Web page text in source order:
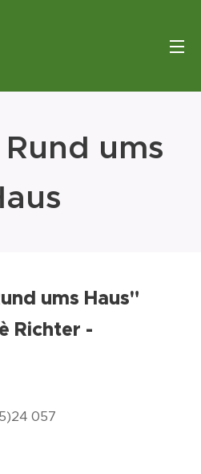
ums
ums Haus"
Richter -
057